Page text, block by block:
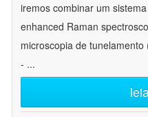
iremos combinar um
enhanced Raman
microscopia de
- ...